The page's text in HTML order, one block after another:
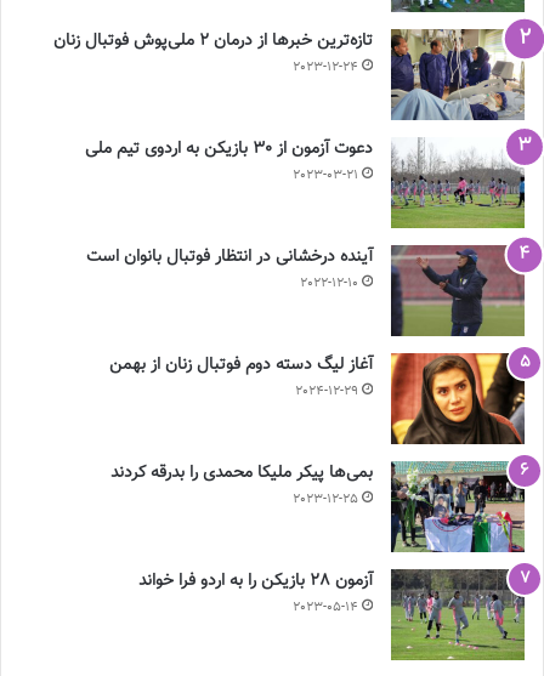
تازه‌ترین خبرها از درمان ۲ ملی‌پوش فوتبال زنان
2023-12-24
دعوت آزمون از 30 بازیکن به اردوی تیم ملی
2023-03-21
آینده درخشانی در انتظار فوتبال بانوان است
2022-12-10
آغاز لیگ دسته دوم فوتبال زنان از بهمن
2024-12-29
بمی‌ها پیکر ملیکا محمدی را بدرقه کردند
2023-12-25
آزمون 28 بازیکن را به اردو فرا خواند
2023-05-14